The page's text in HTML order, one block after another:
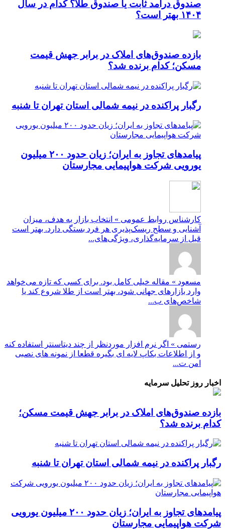
صندوق درآمد ثابت یا صندوق طلا؟ کدام در سال
۱۴۰۴ بهتر است؟
بازده صندوق‌های املاک در برابر جهش قیمت
مسکن؛ کدام برنده شد؟
رگبار پراکنده در نیمه شمالی استان تهران تا شنبه
پیامدهای تجاوز به ایران؛ زیان حدود ۲۰۰ میلیون
یورویی شرکت هواپیمایی مجارستان
کارشناس روابط عمومی » انتخاب بازار به هدف، میزان
آشنایی و سطح ریسک‌پذیری هر فرد بستگی دارد. بهتر است
قبل از سرمایه‌گذاری، ویژگی‌های...
مسعود » مقاله خیلی کامل بود. برای کسی که تازه می‌خواهد
وارد بازارهای جهانی شود، بهتر است از طلا شروع کند یا
شاخص‌های ب...
رستمی » اگر نرم افزار موردنظر از چند دیتاسنتر استفاده کنه
و از اطلاعات بکاپ لایه ای بگیره قطعا از نمونه های نصبی
امن ت...
اخبار روز تحلیل سرمایه
بازده صندوق‌های املاک در برابر جهش قیمت مسکن؛
کدام برنده شد؟
رگبار پراکنده در نیمه شمالی استان تهران تا شنبه
پیامدهای تجاوز به ایران؛ زیان حدود ۲۰۰ میلیون یورویی
شرکت هواپیمایی مجارستان